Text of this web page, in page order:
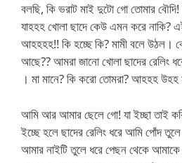
বলছি, কি ভরাট মাই দুটো গো তোমার
যাহহহ খোলা ছাদে কেউ এমন করে নাকি?
আহহহহ!! কি হচ্ছে কি? মামী বলে উঠল।
আছে?? আমরা জানো খোলা ছাদের রেলিং
। মা মানে? কি করো তোমরা? আহহহ উহহ
আমি আর আমার ছেলে গো! যা ইচ্ছা তাই
ইচ্ছে হলে ছাদের রেলিং ধরে আমি পোঁদ
আমার নাইটি তুলে ধরে পেছন থেকে